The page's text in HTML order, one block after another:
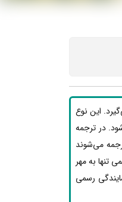
این نوع
در ترجمه
می‌شوند
تنها به مهر
رسمی